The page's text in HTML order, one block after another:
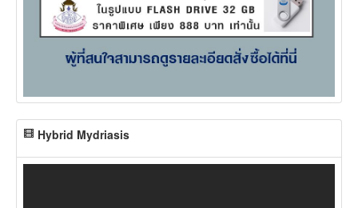
Hybrid Mydriasis